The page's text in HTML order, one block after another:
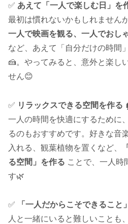
✅ あえて「一人で楽しむ日」を
最初は慣れないかもしれませんが
一人で映画を観る、一人でおし
など、あえて「自分だけの時間
🍰。やってみると、意外と楽し
せん😊
✅ リラックスできる空間を作る
一人の時間を快適にするために
るのもおすすめです。好きな音
入れる、観葉植物を置くなど、
る空間」を作る ことで、一人時
す🌿
✅ 「一人だからこそできること
人と一緒にいると難しいことも